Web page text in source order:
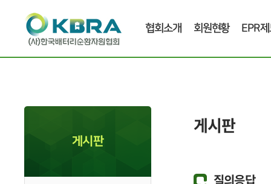
협회소개 회원현황 EPR
게시판
게시판
질의응답